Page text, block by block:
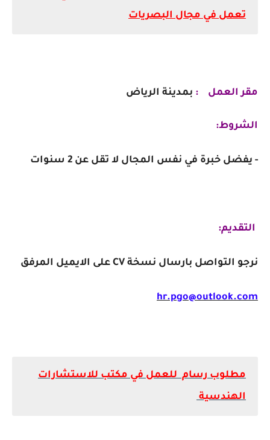
تعمل في مجال البصريات
مقر العمل : بمدينة الرياض
الشروط:
- يفضل خبرة في نفس المجال لا تقل عن 2 سنوات
التقديم:
نرجو التواصل بارسال نسخة CV على الايميل المرفق
hr.pgo@outlook.com
مطلوب رسام للعمل في مكتب للاستشارات
الهندسية